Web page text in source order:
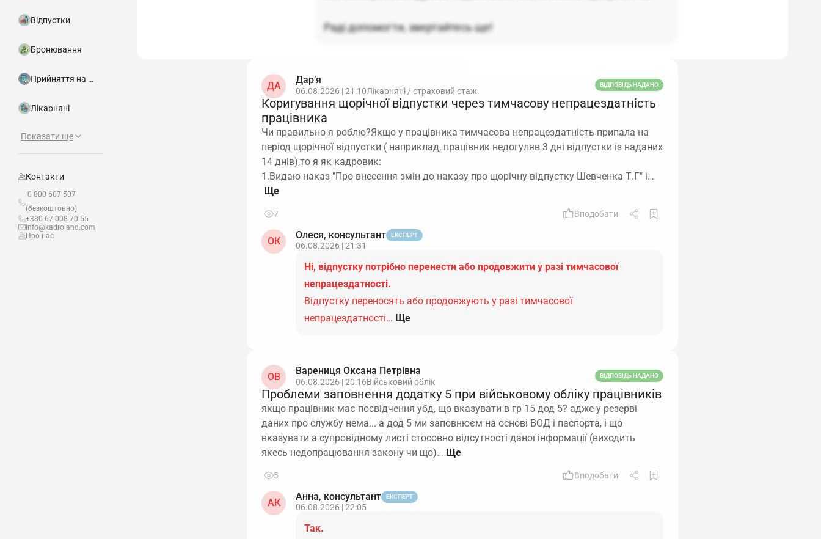
Відпустки
Бронювання
Прийняття на роботу
Лікарняні
Показати ще
Контакти
0 800 607 507
(безкоштовно)
+380 67 008 70 55
info@kadroland.com
Про нас
Раді допомогти, звертайтесь ще!
ДА
Дар’я
06.08.2026 | 21:10Лікарняні / страховий стаж
ВІДПОВІДЬ НАДАНО
Коригування щорічної відпустки через тимчасову непрацездатність
працівника
Чи правильно я роблю?Якщо у працівника тимчасова непрацездатність припала на
період щорічної відпустки ( наприклад, працівник недогуляв 3 дні відпустки із наданих
14 днів),то я як кадровик:
1.Видаю наказ "Про внесення змін до наказу про щорічну відпустку Шевченка Т.Г" і…
7 Вподобати
ОК
Олеся, консультант ЕКСПЕРТ
06.08.2026 | 21:31
Ні, відпустку потрібно перенести або продовжити у разі тимчасової
непрацездатності.
Відпустку переносять або продовжують у разі тимчасової
непрацездатності… Ще
ОВ
Варениця Оксана Петрівна
06.08.2026 | 20:16Військовий облік
ВІДПОВІДЬ НАДАНО
Проблеми заповнення додатку 5 при військовому обліку працівників
якщо працівник має посвідчення убд, що вказувати в гр 15 дод 5? адже у резерві
даних про службу нема... а дод 5 ми заповнюєм на основі ВОД і паспорта, і що
вказувати а супровідному листі стосовно відсутності даної інформації (виходить
якесь недопрацювання закону чи що)…
5 Вподобати
АК
Анна, консультант ЕКСПЕРТ
06.08.2026 | 22:05
Так.